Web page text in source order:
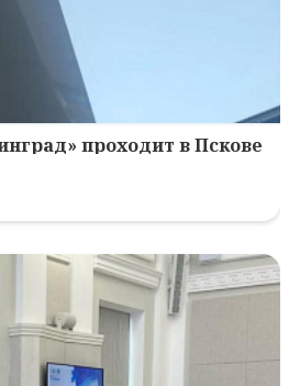
проходит в Пскове